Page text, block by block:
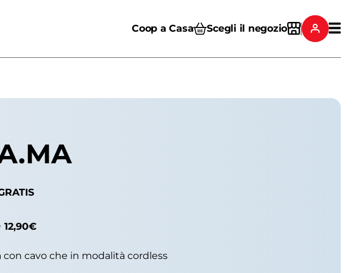
Coop a Casa Scegli il negozio
12,90€
con cavo che in modalità cordless